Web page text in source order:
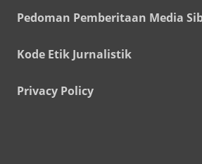
Pedoman Pemberitaan Media
Kode Etik Jurnalistik
Privacy Policy